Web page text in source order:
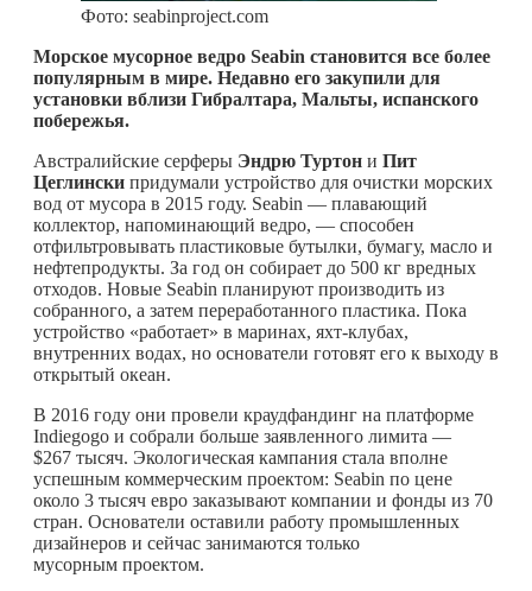
Фото: seabinproject.com
Морское мусорное ведро Seabin становится все более
популярным в мире. Недавно его закупили для
установки вблизи Гибралтара, Мальты, испанского
побережья.
Австралийские серферы Эндрю Туртон и Пит
Цеглински придумали устройство для очистки морских
вод от мусора в 2015 году. Seabin — плавающий
коллектор, напоминающий ведро, — способен
отфильтровывать пластиковые бутылки, бумагу, масло и
нефтепродукты. За год он собирает до 500 кг вредных
отходов. Новые Seabin планируют производить из
собранного, а затем переработанного пластика. Пока
устройство «работает» в маринах, яхт-клубах,
внутренних водах, но основатели готовят его к выходу в
открытый океан.
В 2016 году они провели краудфандинг на платформе
Indiegogo и собрали больше заявленного лимита —
$267 тысяч. Экологическая кампания стала вполне
успешным коммерческим проектом: Seabin по цене
около 3 тысяч евро заказывают компании и фонды из 70
стран. Основатели оставили работу промышленных
дизайнеров и сейчас занимаются только
мусорным проектом.